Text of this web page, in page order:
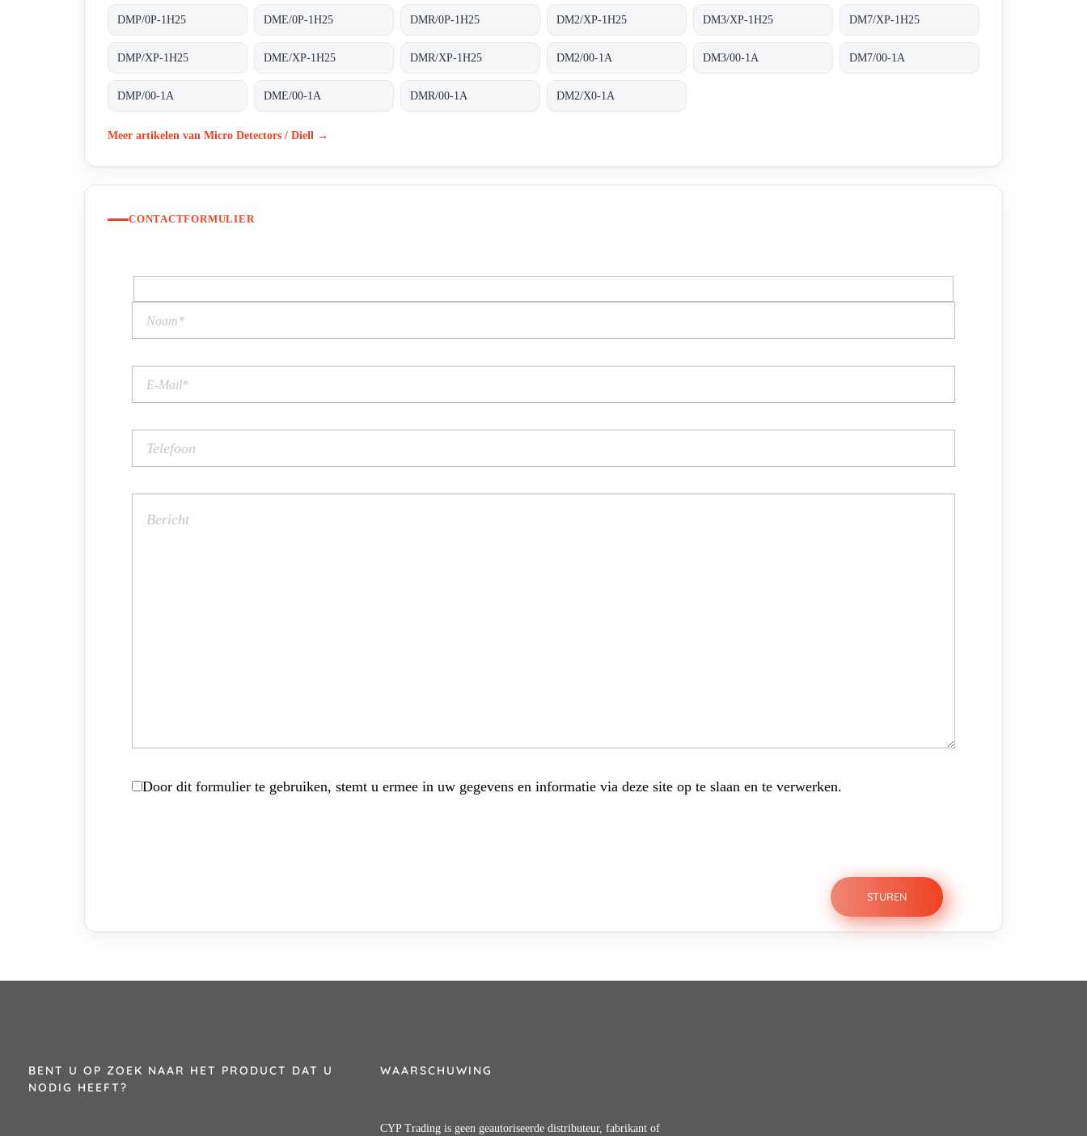
DMP/0P-1H25 DME/0P-1H25 DMR/0P-1H25 DM2/XP-1H25 DM3/XP-1H25 DM7/XP-1H25
DMP/XP-1H25 DME/XP-1H25 DMR/XP-1H25 DM2/00-1A DM3/00-1A DM7/00-1A
DMP/00-1A DME/00-1A DMR/00-1A DM2/X0-1A
Meer artikelen van Micro Detectors / Diell →
CONTACTFORMULIER
Door dit formulier te gebruiken, stemt u ermee in uw gegevens en informatie via deze site op te slaan en te verwerken.
BENT U OP ZOEK NAAR HET PRODUCT DAT U
NODIG HEEFT?
WAARSCHUWING
CYP Trading is geen geautoriseerde distributeur, fabrikant of